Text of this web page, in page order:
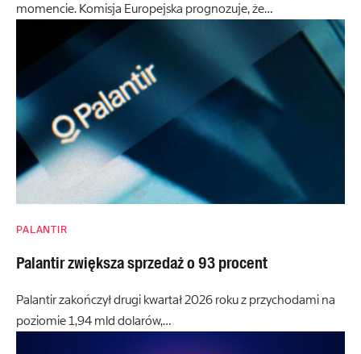
momencie. Komisja Europejska prognozuje, że…
PALANTIR
Palantir zwiększa sprzedaż o 93 procent
Palantir zakończył drugi kwartał 2026 roku z przychodami na
poziomie 1,94 mld dolarów,…